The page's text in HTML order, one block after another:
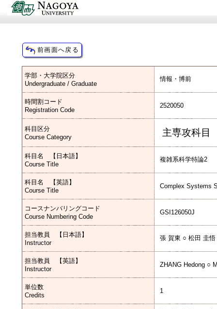
学部・大学院区分
Undergraduate / Graduate
情報・博前
時間割コード
Registration Code
2520050
科目区分
Course Category
主専攻科目
科目名 【日本語】
Course Title
複雑系科学特論2
科目名 【英語】
Course Title
Complex Systems
コースナンバリングコード
Course Numbering Code
GSI126050J
担当教員 【日本語】
Instructor
張 賀東 ○ 松田 圭
担当教員 【英語】
Instructor
ZHANG Hedong ○
単位数
Credits
1